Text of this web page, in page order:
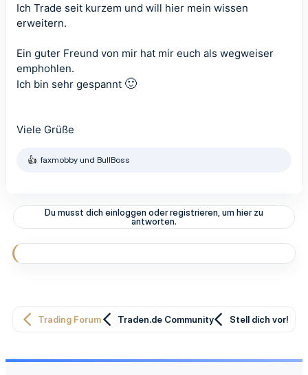
Ich Trade seit kurzem und will hier mein wissen
erweitern.
Ein guter Freund von mir hat mir euch als wegweiser
emphohlen.
Ich bin sehr gespannt 🙂
Viele Grüße
R
t
o
n
n
faxmobby und BullBoss
Du musst dich einloggen oder registrieren, um hier zu
antworten.
Trading Forum Traden.de Community Stell dich vor!